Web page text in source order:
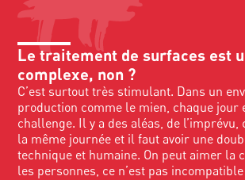
Le traitement de surfaces est
complexe, non ?
C’est surtout très stimulant. Dans un
production comme le mien, chaque jour
challenge. Il y a des aléas, de l’imprévu,
la même journée et il faut avoir une
technique et humaine. On peut aimer la
les personnes, ce n’est pas